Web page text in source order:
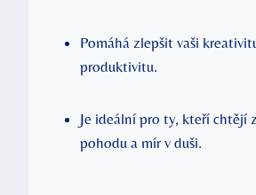
Pomáhá zlepšit vaši
produktivitu.
Je ideální pro ty, kteří chtějí
pohodu a mír v duši.